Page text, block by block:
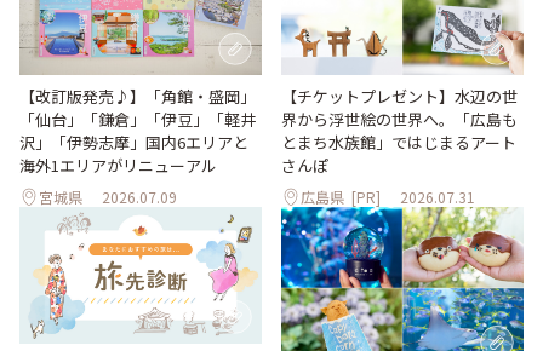
【改訂版発売♪】「角館・盛岡」
「仙台」「鎌倉」「伊豆」「軽井
沢」「伊勢志摩」国内6エリアと
海外1エリアがリニューアル
宮城県 2026.07.09
【チケットプレゼント】水辺の世
界から浮世絵の世界へ。「広島も
とまち水族館」ではじまるアート
さんぽ
広島県 [PR] 2026.07.31